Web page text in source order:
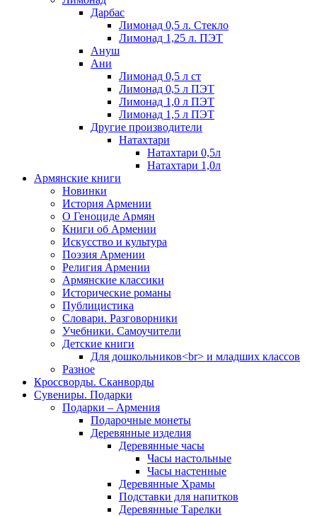
Дарбас
Лимонад 0,5 л. Стекло
Лимонад 1,25 л. ПЭТ
Ануш
Ани
Лимонад 0,5 л ст
Лимонад 0,5 л ПЭТ
Лимонад 1,0 л ПЭТ
Лимонад 1,5 л ПЭТ
Другие производители
Натахтари
Натахтари 0,5л
Натахтари 1,0л
Армянские книги
Новинки
История Армении
О Геноциде Армян
Книги об Армении
Иcкусство и культура
Поэзия Армении
Религия Армении
Армянские классики
Исторические романы
Публицистика
Словари. Разговорники
Учебники. Самоучители
Детские книги
Для дошкольников<br> и младших классов
Разное
Кроссворды. Сканворды
Сувениры. Подарки
Подарки – Армения
Подарочные монеты
Деревянные изделия
Деревянные часы
Часы настольные
Часы настенные
Деревянные Храмы
Подставки для напитков
Деревянные Тарелки